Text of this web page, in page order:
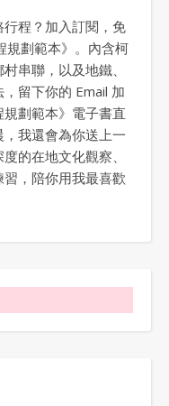
程？加入訂閱，免
規劃範本》。內含柯
串聯，以及地鐵、
留下你的 Email 加
劃範本》電子書直
我還會為你送上一
的在地文化觀察、
，陪你用我最喜歡